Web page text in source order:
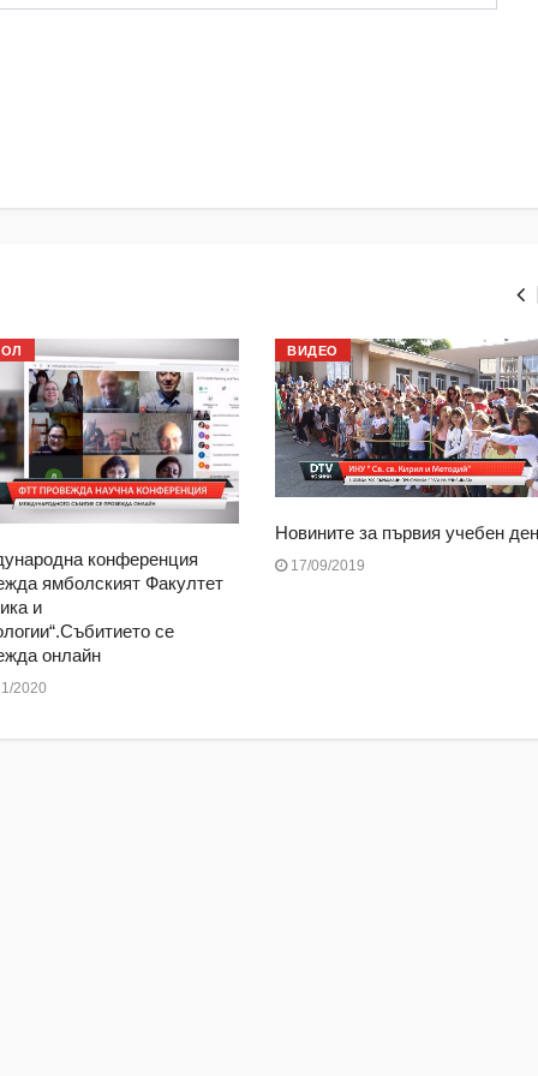
конференция
ямболският Факултет
и
се
онлайн
2020
ВИДЕО
Новините за първия учебен
17/09/2019